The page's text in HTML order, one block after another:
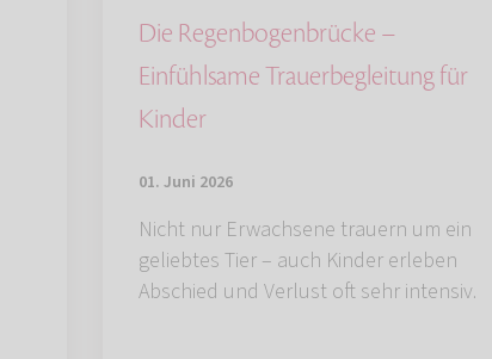
Die Regenbogenbrücke –
Einfühlsame Trauerbegleitung für
Kinder
01. Juni 2026
Nicht nur Erwachsene trauern um ein
geliebtes Tier – auch Kinder erleben
Abschied und Verlust oft sehr intensiv.